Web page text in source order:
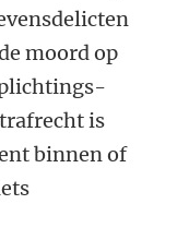
moord op
is
binnen of